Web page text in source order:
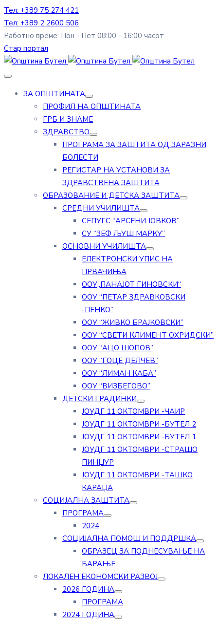
Тел: +389 75 274 421
Тел: +389 2 2600 506
Работно време: Пон - Пет 08:00 - 16:00 часот
Стар портал
ЗА ОПШТИНАТА
ПРОФИЛ НА ОПШТИНАТА
ГРБ И ЗНАМЕ
ЗДРАВСТВО
ПРОГРАМА ЗА ЗАШТИТА ОД ЗАРАЗНИ
БОЛЕСТИ
РЕГИСТАР НА УСТАНОВИ ЗА
ЗДРАВСТВЕНА ЗАШТИТА
ОБРАЗОВАНИЕ И ДЕТСКА ЗАШТИТА
СРЕДНИ УЧИЛИШТА
СЕПУГС “АРСЕНИ ЈОВКОВ”
СУ “ЗЕФ ЉУШ МАРКУ”
ОСНОВНИ УЧИЛИШТА
ЕЛЕКТРОНСКИ УПИС НА
ПРВАЧИЊА
ООУ„ПАНАЈОТ ГИНОВСКИ“
ООУ “ПЕТАР ЗДРАВКОВСКИ
-ПЕНКО”
ООУ “ЖИВКО БРАЈКОВСКИ”
ООУ “СВЕТИ КЛИМЕНТ ОХРИДСКИ”
ООУ “АЦО ШОПОВ”
ООУ “ГОЦЕ ДЕЛЧЕВ”
ООУ “ЛИМАН КАБА”
ООУ “ВИЗБЕГОВО”
ДЕТСКИ ГРАДИНКИ
ЈОУДГ 11 ОКТОМВРИ -ЧАИР
ЈОУДГ 11 ОКТОМВРИ -БУТЕЛ 2
ЈОУДГ 11 ОКТОМВРИ -БУТЕЛ 1
ЈОУДГ 11 ОКТОМВРИ -СТРАШО
ПИНЏУР
ЈОУДГ 11 ОКТОМВРИ -ТАШКО
КАРАЏА
СОЦИЈАЛНА ЗАШТИТА
ПРОГРАМА
2024
СОЦИЈАЛНА ПОМОШ И ПОДДРШКА
ОБРАЗЕЦ ЗА ПОДНЕСУВАЊЕ НА
БАРАЊЕ
ЛОКАЛЕН ЕКОНОМСКИ РАЗВОЈ
2026 ГОДИНА
ПРОГРАМА
2024 ГОДИНА